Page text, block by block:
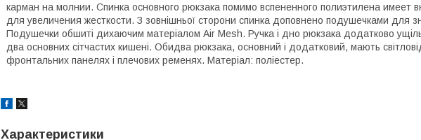
карман на молнии. Спинка основного рюкзака помимо вспененного полиэтилена имеет
для увеличения жесткости. З зовнішньої сторони спинка доповнено подушечками для
Подушечки обшиті дихаючим матеріалом Air Mesh. Ручка і дно рюкзака додатково
два основних сітчастих кишені. Обидва рюкзака, основний і додатковий, мають
фронтальних панелях і плечових ременях. Матеріал: поліестер.
Характеристики